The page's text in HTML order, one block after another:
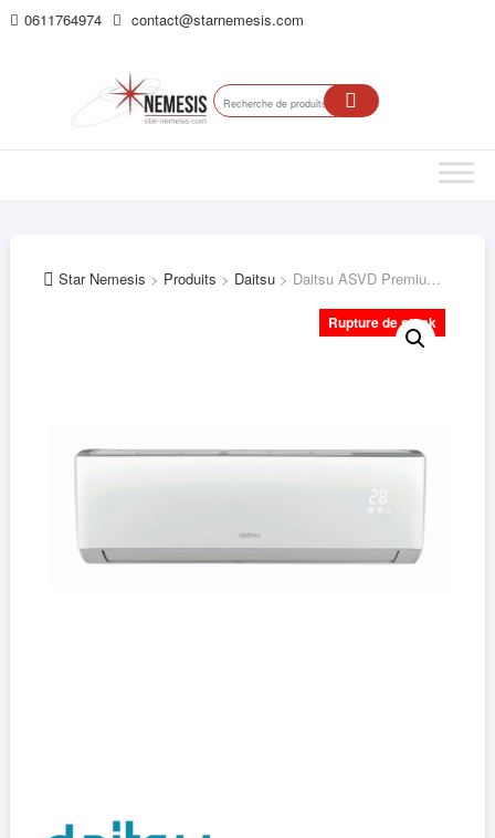
Skip0611764974 contact@starnemesis.com
Recherche
pour :
Star Nemesis > Produits > Daitsu> Daitsu ASVD Premium 20 – Split Mural intérieur multi-hybride
Rupture de stock